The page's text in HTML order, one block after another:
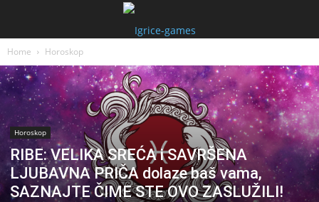
Home Horoskop
Horoskop
RIBE: VELIKA SREĆA i SAVRŠENA
LJUBAVNA PRIČA dolaze baš vama,
SAZNAJTE ČIME STE OVO ZASLUŽILI!